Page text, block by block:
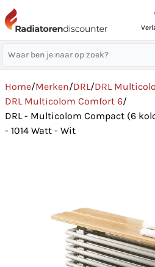
Home/Merken/DRL/DRL
DRL Multicolom Comfort 6/
DRL - Multicolom Compact (6
- 1014 Watt - Wit